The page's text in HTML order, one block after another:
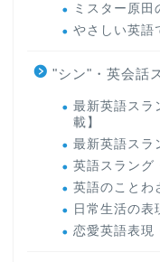
ミスター原田
やさしい英語
"シン"・英会話
最新英語スラ
載】
最新英語ス
英語スラング
英語のことわ
日常生活の表
恋愛英語表現